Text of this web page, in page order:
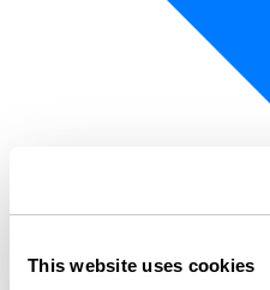
This website uses cookies